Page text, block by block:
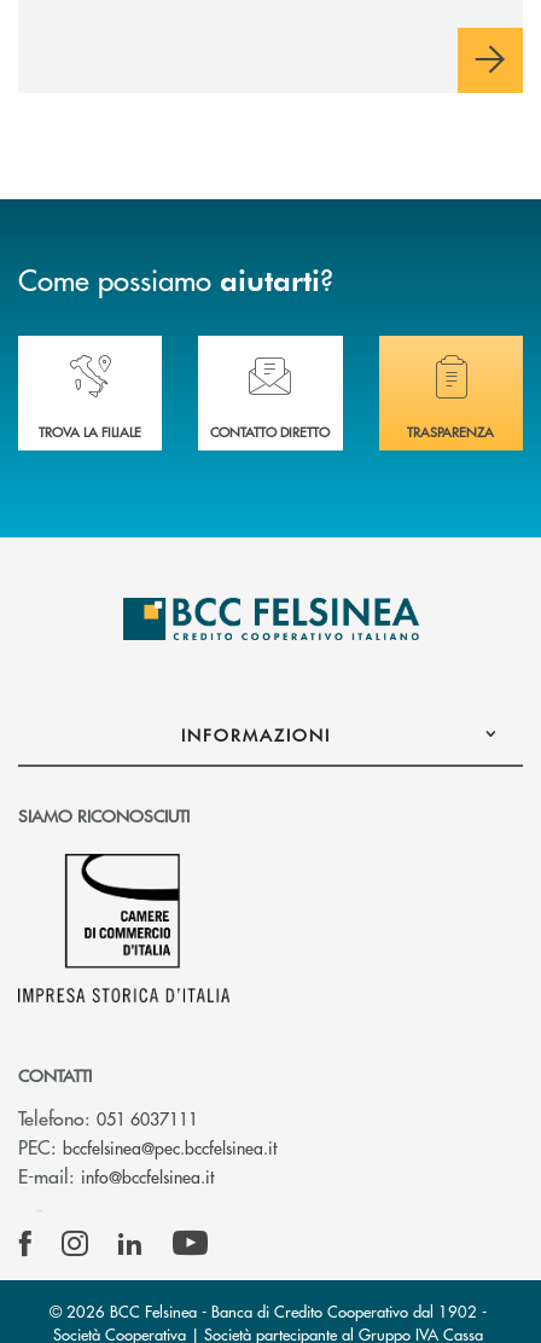
sviluppo di una relazione consapevole con il denaro, sempre
Come possiamo aiutarti?
Accedi all' elenco completo delle nostre&nbsp; filiali .
TROVA LA FILIALE
Ti serve assistenza immediata? Contattaci!
CONTATTO DIRETTO
Hai bisogno di
TRASPARENZA
INFORMAZIONI
SIAMO RICONOSCIUTI
CONTATTI
Telefono: 051 6037111
PEC: bccfelsinea@pec.bccfelsinea.it(si apre l’app di posta
E-mail: info@bccfelsinea.it(si apre l’app di posta elettronica)
© 2026 BCC Felsinea - Banca di Credito Cooperativo dal 1902 -
Società Cooperativa | Società partecipante al Gruppo IVA Cassa